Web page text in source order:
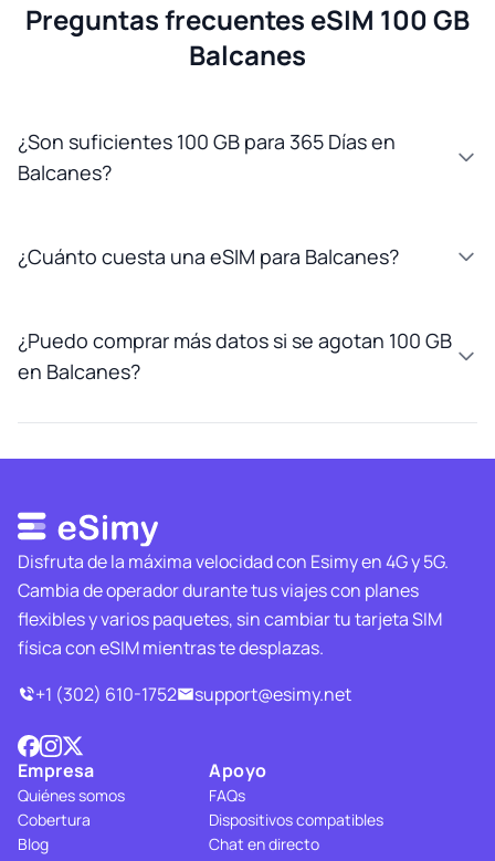
Preguntas frecuentes eSIM 100 GB
Balcanes
¿Son suficientes 100 GB para 365 Días en
Balcanes?
¿Cuánto cuesta una eSIM para Balcanes?
¿Puedo comprar más datos si se agotan 100 GB
en Balcanes?
Disfruta de la máxima velocidad con Esimy en 4G y 5G.
Cambia de operador durante tus viajes con planes
flexibles y varios paquetes, sin cambiar tu tarjeta SIM
física con eSIM mientras te desplazas.
+1 (302) 610-1752
support@esimy.net
Empresa
Quiénes somos
Cobertura
Blog
Apoyo
FAQs
Dispositivos compatibles
Chat en directo